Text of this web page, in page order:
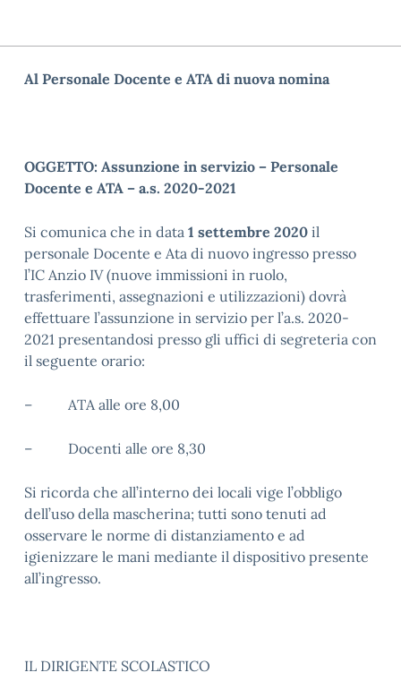
Al Personale Docente e ATA di nuova nomina
OGGETTO: Assunzione in servizio – Personale
Docente e ATA – a.s. 2020-2021
Si comunica che in data 1 settembre 2020 il
personale Docente e Ata di nuovo ingresso presso
l’IC Anzio IV (nuove immissioni in ruolo,
trasferimenti, assegnazioni e utilizzazioni) dovrà
effettuare l’assunzione in servizio per l’a.s. 2020-
2021 presentandosi presso gli uffici di segreteria con
il seguente orario:
– ATA alle ore 8,00
– Docenti alle ore 8,30
Si ricorda che all’interno dei locali vige l’obbligo
dell’uso della mascherina; tutti sono tenuti ad
osservare le norme di distanziamento e ad
igienizzare le mani mediante il dispositivo presente
all’ingresso.
IL DIRIGENTE SCOLASTICO